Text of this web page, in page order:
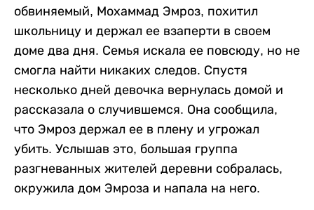
обвиняемый, Мохаммад Эмроз, похитил
школьницу и держал ее взаперти в своем
доме два дня. Семья искала ее повсюду, но не
смогла найти никаких следов. Спустя
несколько дней девочка вернулась домой и
рассказала о случившемся. Она сообщила,
что Эмроз держал ее в плену и угрожал
убить. Услышав это, большая группа
разгневанных жителей деревни собралась,
окружила дом Эмроза и напала на него.